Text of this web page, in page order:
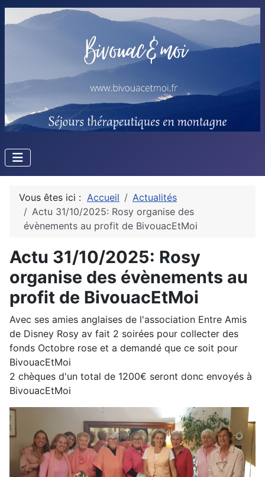
Vous êtes ici : Accueil
Actualités
Actu 31/10/2025: Rosy organise des
évènements au profit de BivouacEtMoi
Actu 31/10/2025: Rosy
organise des évènements au
profit de BivouacEtMoi
Avec ses amies anglaises de l'association Entre Amis
de Disney Rosy av fait 2 soirées pour collecter des
fonds Octobre rose et a demandé que ce soit pour
BivouacEtMoi
2 chèques d'un total de 1200€ seront donc envoyés à
BivouacEtMoi